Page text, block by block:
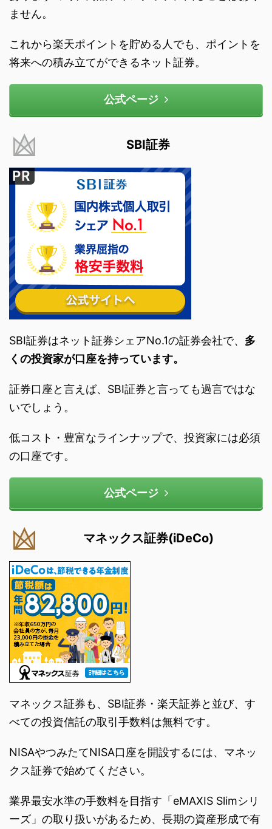
ません。
これから楽天ポイントを貯める人でも、ポイントを
将来への積み立てができるネット証券。
公式ページ
SBI証券
SBI証券はネット証券シェアNo.1の証券会社で、 多
くの投資家が口座を持っています。
証券口座と言えば、SBI証券と言っても過言ではな
いでしょう。
低コスト・豊富なラインナップで、投資家には必須
の口座です。
公式ページ
マネックス証券(iDeCo)
マネックス証券も、SBI証券・楽天証券と並び、す
べての投資信託の取引手数料は無料です。
NISAやつみたてNISA口座を開設するには、マネッ
クス証券で始めてください。
業界最安水準の手数料を目指す「eMAXIS Slimシリ
ーズ」の取り扱いがあるため、長期の資産形成で有